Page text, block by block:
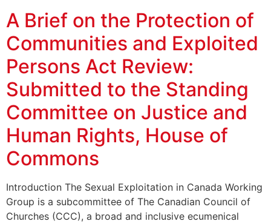
A Brief on the Protection of
Communities and Exploited
Persons Act Review:
Submitted to the Standing
Committee on Justice and
Human Rights, House of
Commons
Introduction The Sexual Exploitation in Canada Working
Group is a subcommittee of The Canadian Council of
Churches (CCC), a broad and inclusive ecumenical